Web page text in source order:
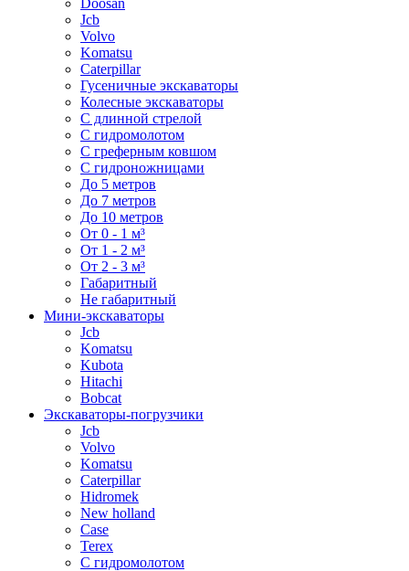
Doosan
Jcb
Volvo
Komatsu
Caterpillar
Гусеничные экскаваторы
Колесные экскаваторы
С длинной стрелой
С гидромолотом
С греферным ковшом
С гидроножницами
До 5 метров
До 7 метров
До 10 метров
От 0 - 1 м³
От 1 - 2 м³
От 2 - 3 м³
Габаритный
Не габаритный
Мини-экскаваторы
Jcb
Komatsu
Kubota
Hitachi
Bobcat
Экскаваторы-погрузчики
Jcb
Volvo
Komatsu
Caterpillar
Hidromek
New holland
Case
Terex
С гидромолотом